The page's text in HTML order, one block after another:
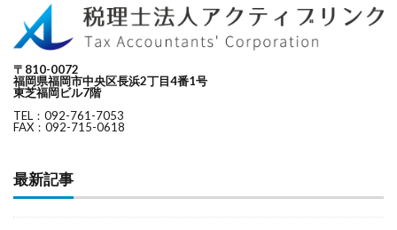
〒810-0072
福岡県福岡市中央区長浜2丁目4番1号
東芝福岡ビル7階
TEL：092-761-7053
FAX：092-715-0618
最新記事